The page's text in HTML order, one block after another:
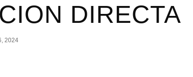
DIRECTA
2024